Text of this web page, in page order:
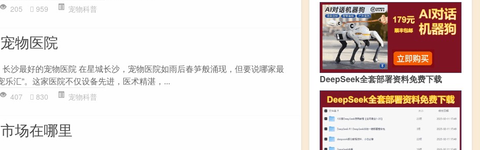
205 959 宠物科普
物医院
沙最好的宠物医院 在星城长沙，宠物医院如雨后春笋般涌现，但要说哪家最
乐汇”。这家医院不仅设备先进，医术精湛，...
407 830 宠物科普
场在哪里
DeepSeek全套部署资料免费下载